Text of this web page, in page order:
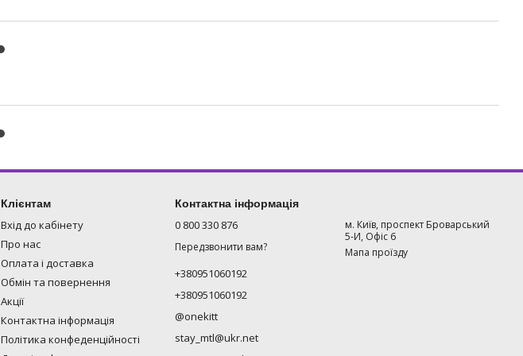
Клієнтам
Вхід до кабінету
Про нас
Оплата і доставка
Обмін та повернення
Акції
Контактна інформація
Політика конфеденційності
Контактна інформація
0 800 330 876
Передзвонити вам?
+380951060192
+380951060192
@onekitt
stay_mtl@ukr.net
м. Київ, проспект Броварський
5-И, Офіс 6
Мапа проїзду